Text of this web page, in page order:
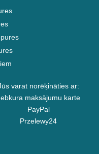
varat norēķināties ar:
maksājumu karte
PayPal
Przelewy24